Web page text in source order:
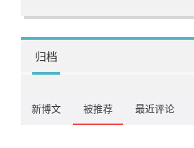
归档
新博文 被推荐 最近评论